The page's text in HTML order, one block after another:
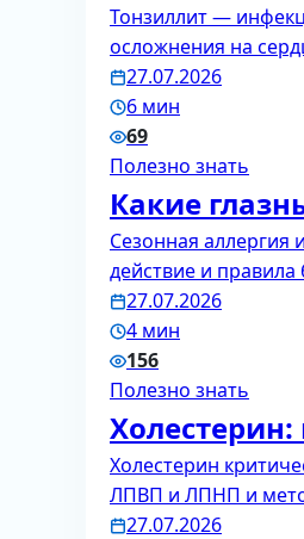
Тонзиллит —
осложнения на
27.07.2026
6 мин
69
Полезно знать
Какие
Сезонная аллергия
действие и
27.07.2026
4 мин
156
Полезно знать
Холестерин
ЛПВП и ЛПНП и
27.07.2026